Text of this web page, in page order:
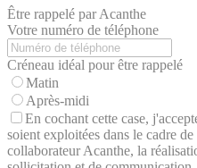
Être rappelé par Acanthe
Votre numéro de téléphone
Créneau idéal pour être rappelé
Matin
Après-midi
En cochant cette case,
soient exploitées dans le cadre
collaborateur Acanthe, la